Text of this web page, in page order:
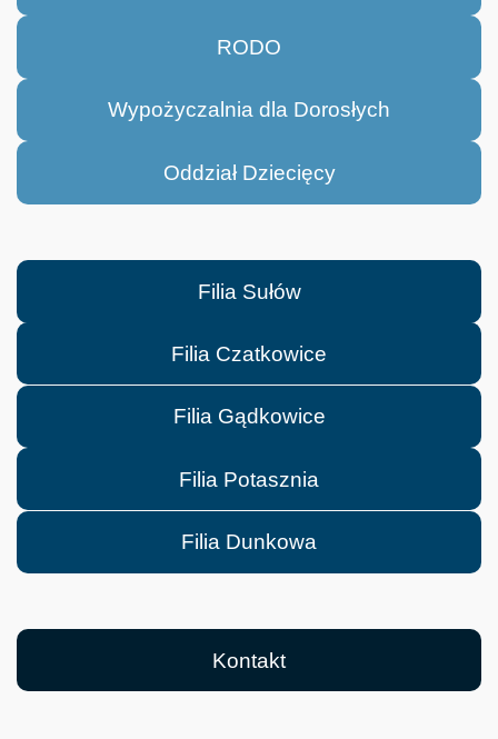
RODO
Wypożyczalnia dla Dorosłych
Oddział Dziecięcy
Filia Sułów
Filia Czatkowice
Filia Gądkowice
Filia Potasznia
Filia Dunkowa
Kontakt